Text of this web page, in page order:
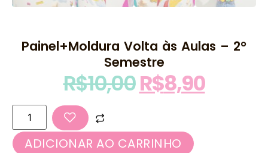
Painel+Moldura Volta às Aulas – 2°
Semestre
R$10,00R$8,90
ADICIONAR AO CARRINHO